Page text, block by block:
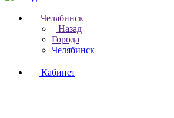
Челябинск
Назад
Города
Челябинск
Кабинет